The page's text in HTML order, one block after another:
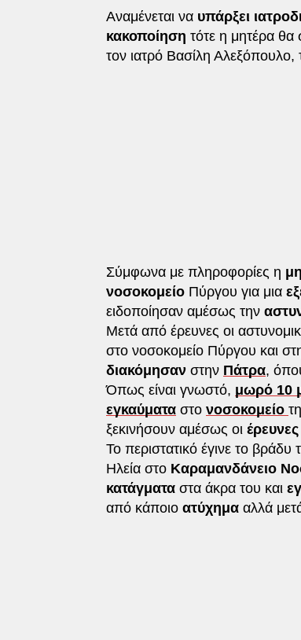
Αναμένεται να υπάρξει
κακοποίηση τότε η μητέρα
τον ιατρό Βασίλη Αλεξόπουλο,
Σύμφωνα με πληροφορίες η
νοσοκομείο Πύργου για μια
ειδοποίησαν αμέσως την
Μετά από έρευνες οι
στο νοσοκομείο Πύργου και
διακόμησαν στην Πάτρα,
Όπως είναι γνωστό, μωρό 10
εγκαύματα στο νοσοκομείο
ξεκινήσουν αμέσως οι έρευνες
Το περιστατικό έγινε το
Ηλεία στο Καραμανδάνειο
κατάγματα στα άκρα του και
από κάποιο ατύχημα αλλά